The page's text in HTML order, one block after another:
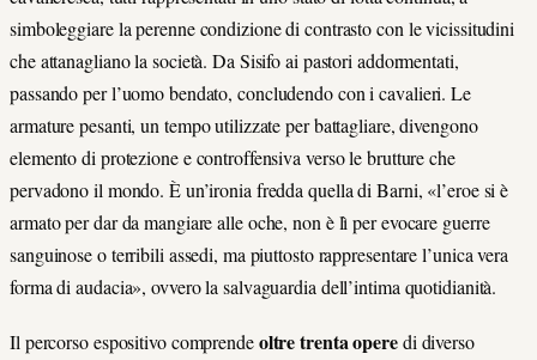
simboleggiare la perenne condizione di contrasto con le vicissitudini
che attanagliano la società. Da Sisifo ai pastori addormentati,
passando per l’uomo bendato, concludendo con i cavalieri. Le
armature pesanti, un tempo utilizzate per battagliare, divengono
elemento di protezione e controffensiva verso le brutture che
pervadono il mondo. È un’ironia fredda quella di Barni, «l’eroe si è
armato per dar da mangiare alle oche, non è lì per evocare guerre
sanguinose o terribili assedi, ma piuttosto rappresentare l’unica vera
forma di audacia», ovvero la salvaguardia dell’intima quotidianità.
Il percorso espositivo comprendeoltre trenta operedi diverso